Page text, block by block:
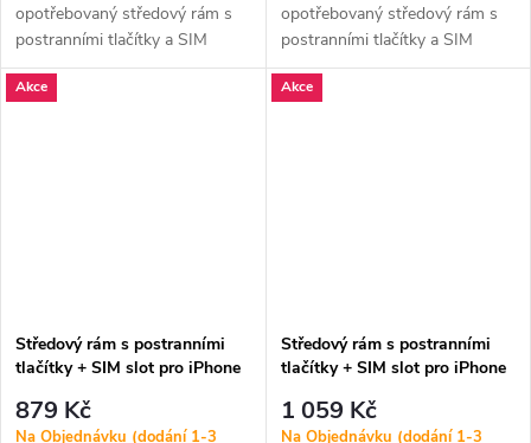
opotřebovaný středový rám s
postranními tlačítky a SIM
slotem svého iPhonu 12 Pro
Max. Perfektní řešení pro
opotřebovaný středový rám s
postranními tlačítky a SIM
slotem svého iPhonu 12 Pro
Max. Perfektní řešení pro
Akce
Středový rám s postranními
tlačítky + SIM slot pro iPhone
879 Kč
Na Objednávku (dodání 1-3
Akce
Středový rám s postranními
tlačítky + SIM slot pro iPhone
1 059 Kč
Na Objednávku (dodání 1-3